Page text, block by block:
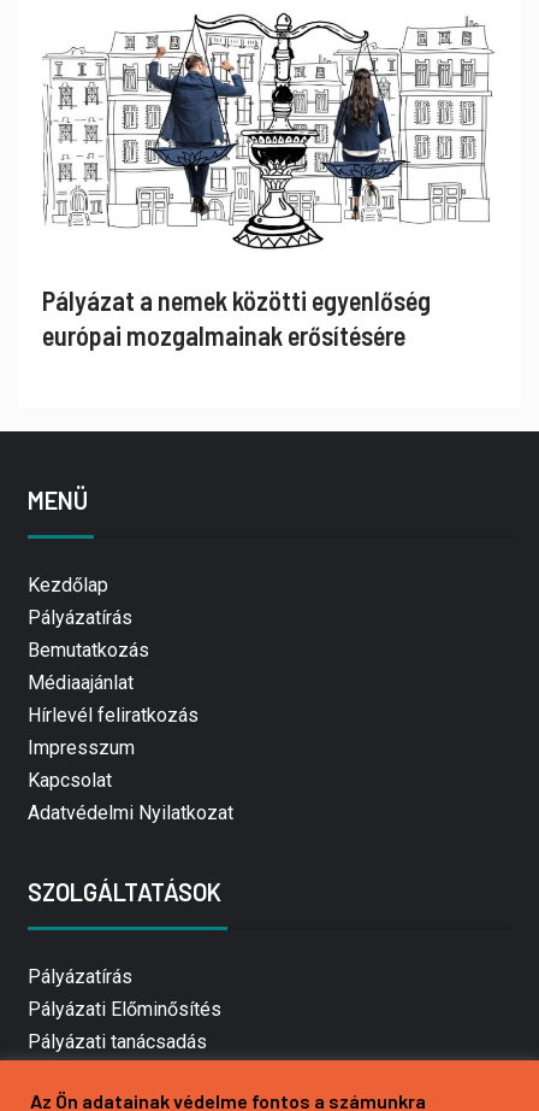
Pályázat a nemek közötti egyenlőség
európai mozgalmainak erősítésére
MENÜ
Kezdőlap
Pályázatírás
Bemutatkozás
Médiaajánlat
Hírlevél feliratkozás
Impresszum
Kapcsolat
Adatvédelmi Nyilatkozat
SZOLGÁLTATÁSOK
Pályázatírás
Pályázati Előminősítés
Pályázati tanácsadás
Az Ön adatainak védelme fontos a számunkra